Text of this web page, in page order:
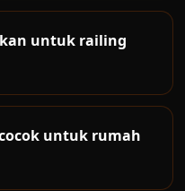
material,
tingkat kerumitan
untuk railing
hollow, stainless,
besi solid,
lain.
untuk rumah